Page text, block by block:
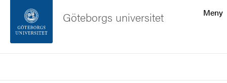
Sidfoten
Meny
Göteborgs universitet